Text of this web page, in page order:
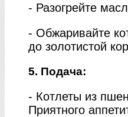
- Разогрейте
- Обжаривайте
до золотистой
5. Подача:
- Котлеты из
Приятного